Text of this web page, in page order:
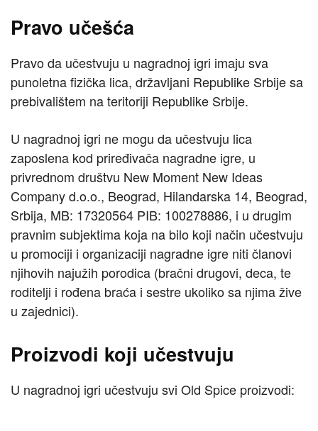
Pravo učešća
Pravo da učestvuju u nagradnoj igri imaju sva
punoletna fizička lica, državljani Republike Srbije sa
prebivalištem na teritoriji Republike Srbije.
U nagradnoj igri ne mogu da učestvuju lica
zaposlena kod priređivača nagradne igre, u
privrednom društvu New Moment New Ideas
Company d.o.o., Beograd, Hilandarska 14, Beograd,
Srbija, MB: 17320564 PIB: 100278886, i u drugim
pravnim subjektima koja na bilo koji način učestvuju
u promociji i organizaciji nagradne igre niti članovi
njihovih najužih porodica (bračni drugovi, deca, te
roditelji i rođena braća i sestre ukoliko sa njima žive
u zajednici).
Proizvodi koji učestvuju
U nagradnoj igri učestvuju svi Old Spice proizvodi: